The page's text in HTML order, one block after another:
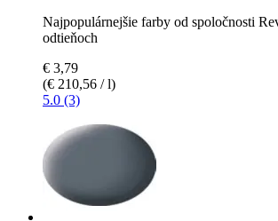
Najpopulárnejšie farby od spoločnosti
odtieňoch
€ 3,79
(€ 210,56 / l)
5.0 (3)